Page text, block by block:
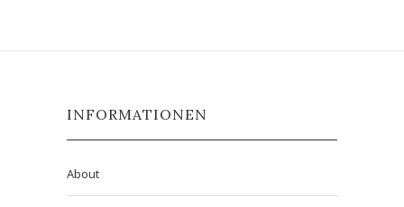
INFORMATIONEN
About